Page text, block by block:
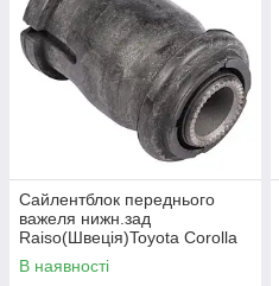
Сайлентблок переднього
важеля нижн.зад
Raiso(Швеція)Toyota Corolla
Compact,Тойота
Королла#RL-486120H
В наявності